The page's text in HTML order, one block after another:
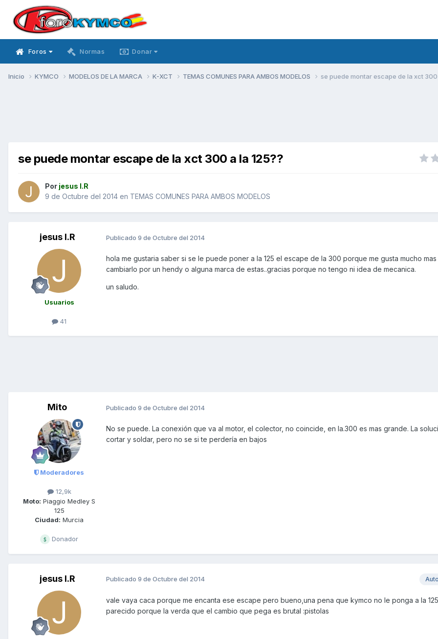
Foros Normas Donar
Inicio KYMCO MODELOS DE LA MARCA K-XCT TEMAS COMUNES PARA AMBOS MODELOS se puede montar escape de la xct 300
se puede montar escape de la xct 300 a la 125??
Por jesus I.R
9 de Octubre del 2014 en TEMAS COMUNES PARA AMBOS MODELOS
jesus I.R
Usuarios
41
Publicado 9 de Octubre del 2014
hola me gustaria saber si se le puede poner a la 125 el escape de la 300 porque me gusta mucho
cambiarlo por un hendy o alguna marca de estas..gracias porque no tengo ni idea de mecanica.
un saludo.
Mito
Moderadores
12,9k
Moto: Piaggio Medley S
125
Ciudad: Murcia
Donador
Publicado 9 de Octubre del 2014
No se puede. La conexión que va al motor, el colector, no coincide, en la.300 es mas grande. La
cortar y soldar, pero no se si te perdería en bajos
jesus I.R Publicado 9 de Octubre del 2014
vale vaya caca porque me encanta ese escape pero bueno,una pena que kymco no le ponga a la
parecido porque la verda que el cambio que pega es brutal :pistolas